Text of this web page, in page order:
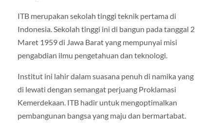
ITB merupakan sekolah tinggi teknik pertama di
Indonesia. Sekolah tinggi ini di bangun pada tanggal 2
Maret 1959 di Jawa Barat yang mempunyai misi
pengabdian ilmu pengetahuan dan teknologi.
Institut ini lahir dalam suasana penuh di namika yang
di lewati dengan semangat perjuang Proklamasi
Kemerdekaan. ITB hadir untuk mengoptimalkan
pembangunan bangsa yang maju dan bermartabat.